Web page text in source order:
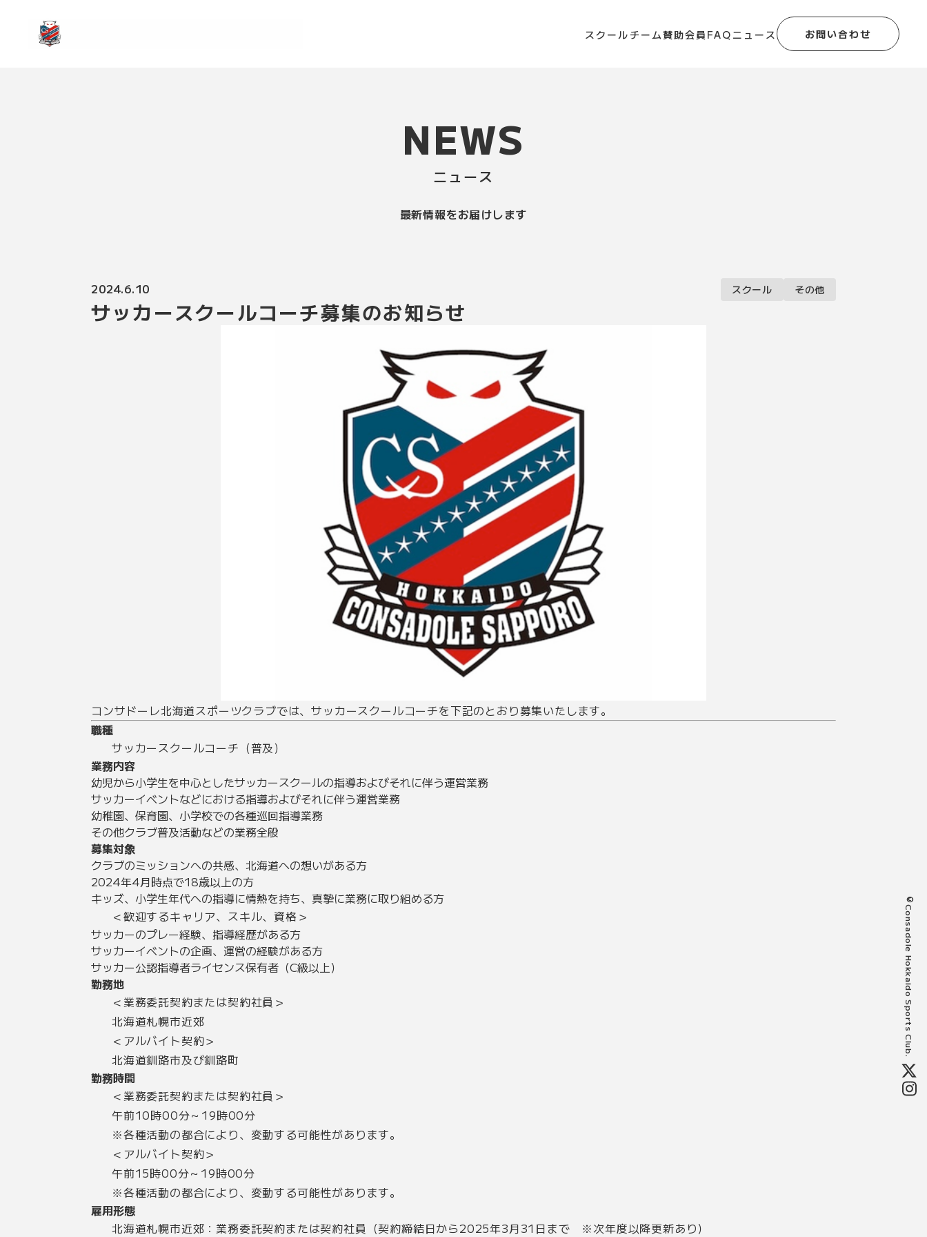
スクールチーム賛助会員 FAQ ニュース お問い合わせ
©Consadole Hokkaido Sports Club.
NEWS
ニュース
最新情報をお届けします
2024.6.10 スクール その他
サッカースクールコーチ募集のお知らせ
コンサドーレ北海道スポーツクラブでは、サッカースクールコーチを下記のとおり募集いたします。
職種
サッカースクールコーチ（普及）
業務内容
幼児から小学生を中心としたサッカースクールの指導およびそれに伴う運営業務
サッカーイベントなどにおける指導およびそれに伴う運営業務
幼稚園、保育園、小学校での各種巡回指導業務
その他クラブ普及活動などの業務全般
募集対象
クラブのミッションへの共感、北海道への想いがある方
2024年4月時点で18歳以上の方
キッズ、小学生年代への指導に情熱を持ち、真摯に業務に取り組める方
＜歓迎するキャリア、スキル、資格＞
サッカーのプレー経験、指導経歴がある方
サッカーイベントの企画、運営の経験がある方
サッカー公認指導者ライセンス保有者（C級以上）
勤務地
＜業務委託契約または契約社員＞
北海道札幌市近郊
＜アルバイト契約＞
北海道釧路市及び釧路町
勤務時間
＜業務委託契約または契約社員＞
午前10時00分～19時00分
※各種活動の都合により、変動する可能性があります。
＜アルバイト契約＞
午前15時00分～19時00分
※各種活動の都合により、変動する可能性があります。
雇用形態
北海道札幌市近郊：業務委託契約または契約社員（契約締結日から2025年3月31日まで ※次年度以降更新あり）